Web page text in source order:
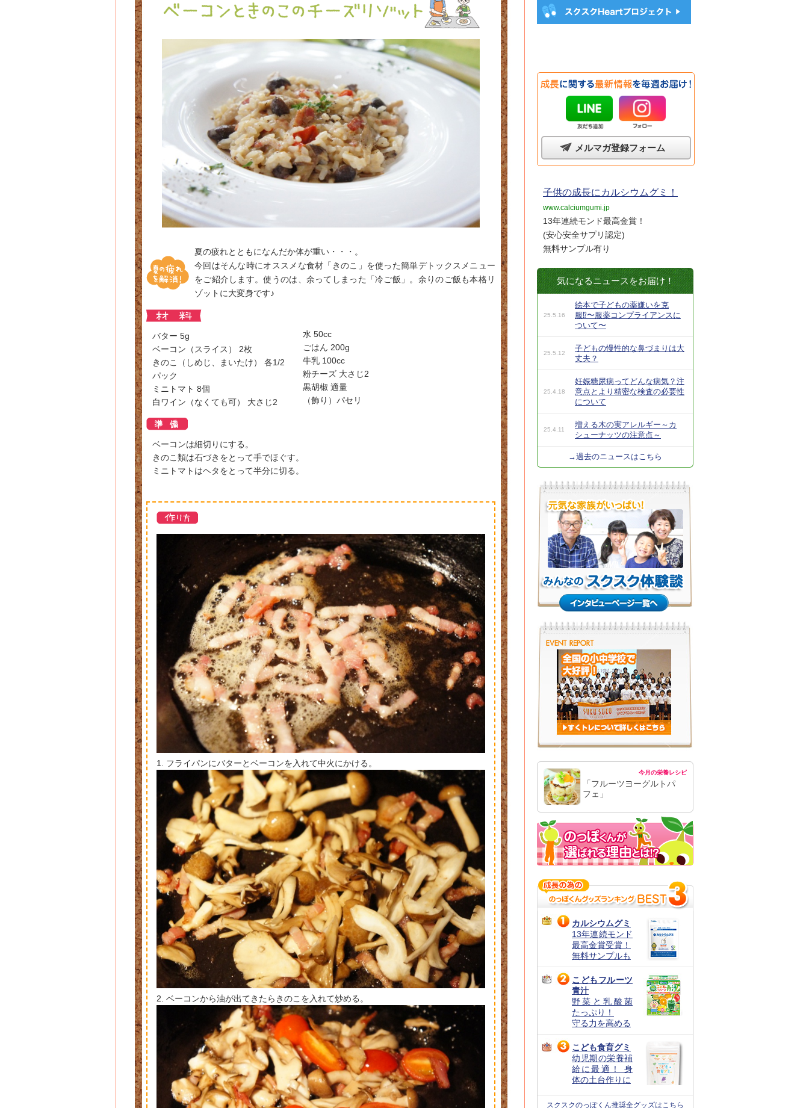
夏の疲れとともになんだか体が重い・・・。
今回はそんな時にオススメな食材「きのこ」を使った簡単デトックスメニュー
をご紹介します。使うのは、余ってしまった「冷ご飯」。余りのご飯も本格リ
ゾットに大変身です♪
バター 5g
ベーコン（スライス） 2枚
きのこ（しめじ、まいたけ） 各1/2
パック
ミニトマト 8個
白ワイン（なくても可） 大さじ2
水 50cc
ごはん 200g
牛乳 100cc
粉チーズ 大さじ2
黒胡椒 適量
（飾り）パセリ
ベーコンは細切りにする。
きのこ類は石づきをとって手でほぐす。
ミニトマトはヘタをとって半分に切る。
1. フライパンにバターとベーコンを入れて中火にかける。
2. ベーコンから油が出てきたらきのこを入れて炒める。
メルマガ登録フォーム
子供の成長にカルシウムグミ！
www.calciumgumi.jp
13年連続モンド最高金賞！
(安心安全サプリ認定)
無料サンプル有り
気になるニュースをお届け！
25.5.16
絵本で子どもの薬嫌いを克
服⁉︎〜服薬コンプライアンスに
ついて〜
25.5.12
子どもの慢性的な鼻づまりは大
丈夫？
25.4.18
妊娠糖尿病ってどんな病気？注
意点とより精密な検査の必要性
について
25.4.11
増える木の実アレルギー～カ
シューナッツの注意点～
→過去のニュースはこちら
今月の栄養レシピ
「フルーツヨーグルトパ
フェ」
カルシウムグミ
13年連続モンド
最高金賞受賞！
無料サンプルも
こどもフルーツ
青汁
野菜と乳酸菌
たっぷり！
守る力を高める
こども食育グミ
幼児期の栄養補
給に最適！ 身
体の土台作りに
スクスクのっぽくん推奨全グッズはこちら